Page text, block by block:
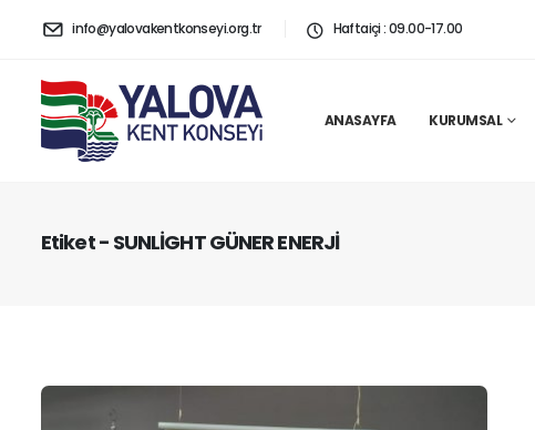
info@yalovakentkonseyi.org.tr Haftaiçi : 09.00-17.00
ANASAYFA KURUMSAL
Etiket - SUNLİGHT GÜNER ENERJİ